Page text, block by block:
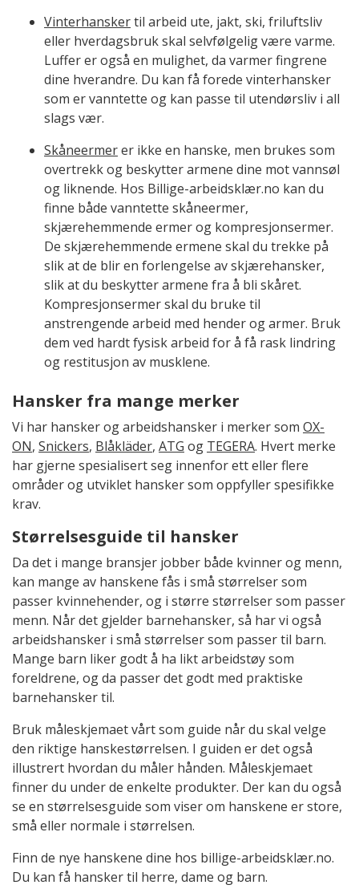
Vinterhanskertil arbeid ute, jakt, ski, friluftsliv
eller hverdagsbruk skal selvfølgelig være varme.
Luffer er også en mulighet, da varmer fingrene
dine hverandre. Du kan få forede vinterhansker
som er vanntette og kan passe til utendørsliv i all
slags vær.
Skåneermerer ikke en hanske, men brukes som
overtrekk og beskytter armene dine mot vannsøl
og liknende. Hos Billige-arbeidsklær.no kan du
finne både vanntette skåneermer,
skjærehemmende ermer og kompresjonsermer.
De skjærehemmende ermene skal du trekke på
slik at de blir en forlengelse av skjærehansker,
slik at du beskytter armene fra å bli skåret.
Kompresjonsermer skal du bruke til
anstrengende arbeid med hender og armer. Bruk
dem ved hardt fysisk arbeid for å få rask lindring
og restitusjon av musklene.
Hansker fra mange merker
Vi har hansker og arbeidshansker i merker som OX-
ON, Snickers, Blåkläder, ATG og TEGERA. Hvert merke
har gjerne spesialisert seg innenfor ett eller flere
områder og utviklet hansker som oppfyller spesifikke
krav.
Størrelsesguide til hansker
Da det i mange bransjer jobber både kvinner og menn,
kan mange av hanskene fås i små størrelser som
passer kvinnehender, og i større størrelser som passer
menn. Når det gjelder barnehansker, så har vi også
arbeidshansker i små størrelser som passer til barn.
Mange barn liker godt å ha likt arbeidstøy som
foreldrene, og da passer det godt med praktiske
barnehansker til.
Bruk måleskjemaet vårt som guide når du skal velge
den riktige hanskestørrelsen. I guiden er det også
illustrert hvordan du måler hånden. Måleskjemaet
finner du under de enkelte produkter. Der kan du også
se en størrelsesguide som viser om hanskene er store,
små eller normale i størrelsen.
Finn de nye hanskene dine hos billige-arbeidsklær.no.
Du kan få hansker til herre, dame og barn.